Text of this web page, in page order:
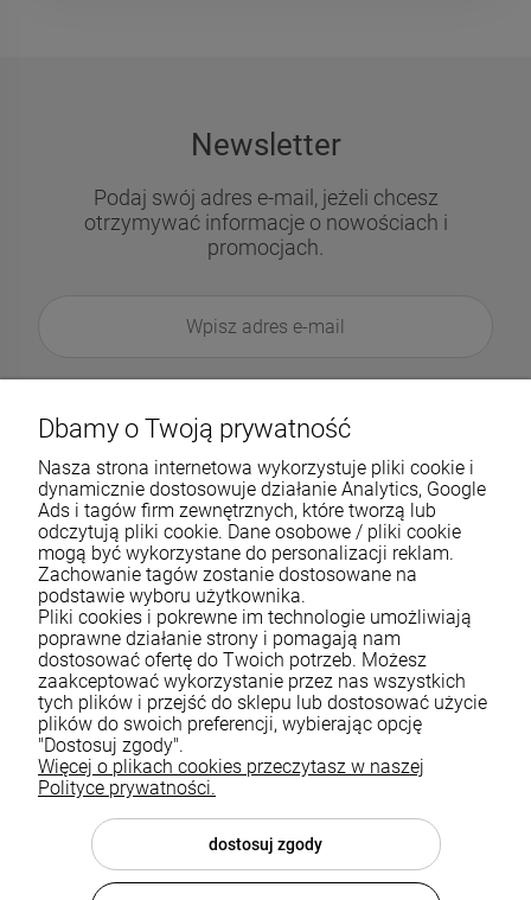
Newsletter
Podaj swój adres e-mail, jeżeli chcesz
otrzymywać informacje o nowościach i
promocjach.
Pomoc
Moje konto
Płatności i dostawa
Informacje
Dbamy o Twoją prywatność
Nasza strona internetowa wykorzystuje pliki cookie i
dynamicznie dostosowuje działanie Analytics, Google
Ads i tagów firm zewnętrznych, które tworzą lub
odczytują pliki cookie. Dane osobowe / pliki cookie
mogą być wykorzystane do personalizacji reklam.
Zachowanie tagów zostanie dostosowane na
podstawie wyboru użytkownika.
Pliki cookies i pokrewne im technologie umożliwiają
poprawne działanie strony i pomagają nam
dostosować ofertę do Twoich potrzeb. Możesz
zaakceptować wykorzystanie przez nas wszystkich
tych plików i przejść do sklepu lub dostosować użycie
plików do swoich preferencji, wybierając opcję
"Dostosuj zgody".
Więcej o plikach cookies przeczytasz w naszej
Polityce prywatności.
dostosuj zgody